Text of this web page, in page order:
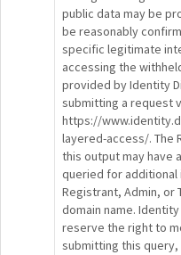
public data may be
be reasonably
specific legitimate
accessing the
provided by Identity
submitting a request
https://
layered-access/. The
this output may have
queried for
Registrant, Admin, or
domain name.
reserve the right to
submitting this